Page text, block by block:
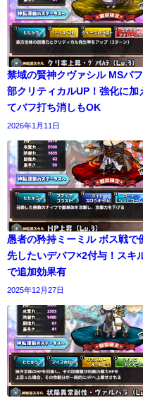
禁域の賢神クヴァシル MSバ
部クリティカルUP！強化に加
てバフ打ち消しもOK
2026年1月11日
愚者の矜持ミーミル ボス戦で
先したいデバフ×2付与！スキ
で追加効果有
2025年12月27日